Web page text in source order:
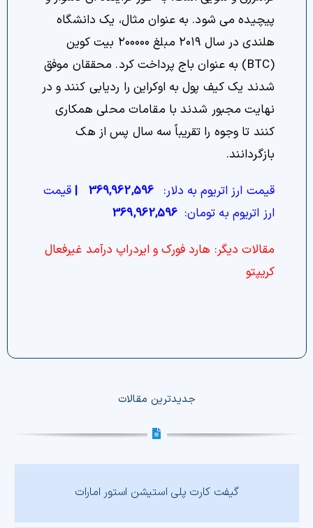
پیچیده می شود. به عنوان مثال، یک دانشگاه
هلندی در سال ۲۰۱۹ مبلغ ۲۰۰۰۰۰ بیت کوین
(BTC) به عنوان باج پرداخت کرد. محققان موفق
شدند یک کیف پول به اوکراین را ردیابی کنند و در
نهایت مجبور شدند با مقامات محلی همکاری
کنند تا وجوه را تقریباً سه سال پس از هک
بازگردانند.
قیمت ارز اتریوم به دلار: 369,962,596
| قیمت
ارز اتریوم به تومان: 369,962,596
مقالات دیگر: هارد فورک و ایردراپ درآمد غیرفعال
کریپتو
جدیدترین مقالات
گیفت کارت پلی استیشن استور امارات